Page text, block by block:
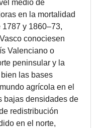
medio de
en la mortalidad
y 1860–73,
conociesen
Valenciano o
peninsular y la
las bases
agrícola en el
bajas densidades de
redistribución
en el norte,